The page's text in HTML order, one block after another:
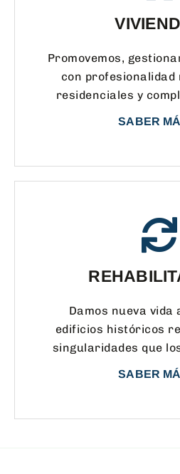
Promovemos,
con profesionalidad
residenciales y
SABER
Damos nueva vida
edificios históricos
singularidades que
SABER